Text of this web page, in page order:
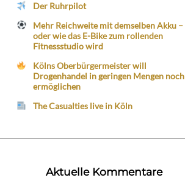
Der Ruhrpilot
Mehr Reichweite mit demselben Akku –
oder wie das E-Bike zum rollenden
Fitnessstudio wird
Kölns Oberbürgermeister will
Drogenhandel in geringen Mengen noch
ermöglichen
The Casualties live in Köln
Aktuelle Kommentare